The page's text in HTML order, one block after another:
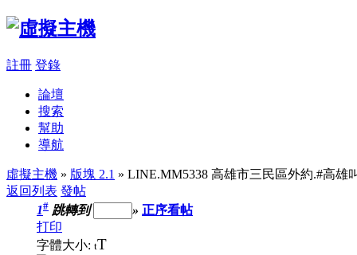
註冊 登錄
論壇
搜索
幫助
導航
虛擬主機 » 版塊 2.1 » LINE.MM5338 高雄市三民區外約.#高雄
返回列表 發帖
1# 跳轉到 » 正序看帖
打印
字體大小: tT